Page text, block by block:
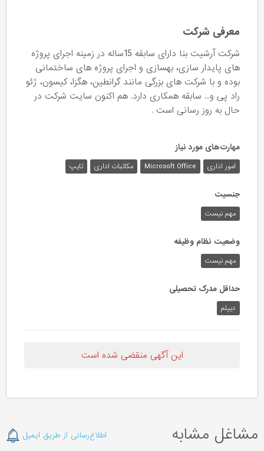
معرفی شرکت
شرکت آرشیت بنا دارای سابقه 15ساله در زمینه اجرای پروژه
های پایدار سازی، بهسازی و اجرای پروژه های ساختمانی
بوده و با شرکت های بزرگی مانند گرانطین، هگزا، کیسون، ژئو
راد پی و... سابقه همکاری دارد. هم اکنون سایت شرکت در
حال به روز رسانی است .
مهارت‌های مورد نیاز
امور اداری Microsoft Office مکاتبات اداری تایپ
جنسیت
مهم نیست
وضعیت نظام وظیفه
مهم‌ نیست
حداقل مدرک تحصیلی
دیپلم
این آگهی منقضی شده است
مشاغل مشابه اطلاع‌رسانی از طریق ایمیل